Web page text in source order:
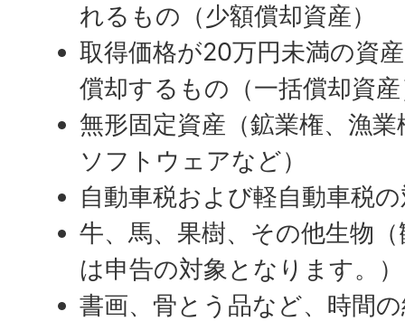
れるもの（少額償却資産）
取得価格が20万円未満の資
償却するもの（一括償却資
無形固定資産（鉱業権、漁
ソフトウェアなど）
自動車税および軽自動車税
牛、馬、果樹、その他生物
は申告の対象となります。）
書画、骨とう品など、時間